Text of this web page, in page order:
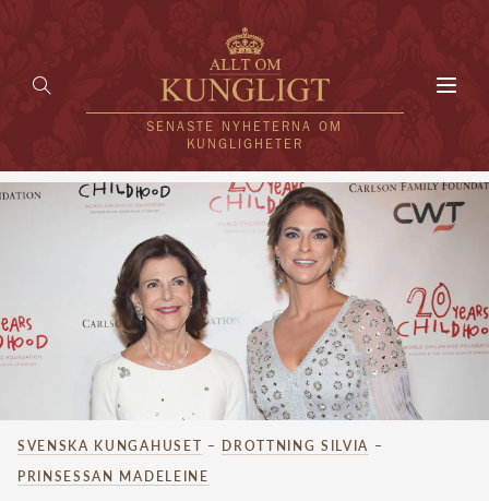
SENASTE NYHETERNA OM
KUNGLIGHETER
HEM
KUNGAFAMILJEN
UTLÄNDSKT
KÄNDISAR
VÄRLDENS KUNGAHUS
Svenska kungahuset
Brittiska kungahuset
REDAKTION
SVENSKA KUNGAHUSET – DROTTNING SILVIA –
PRINSESSAN MADELEINE